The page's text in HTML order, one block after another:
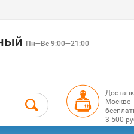
Пн—Вс 9:00—21:00
Москве
3 500